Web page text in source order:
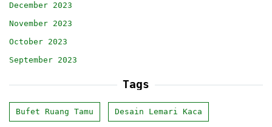
December 2023
November 2023
October 2023
September 2023
Tags
Bufet Ruang Tamu Desain Lemari Kaca